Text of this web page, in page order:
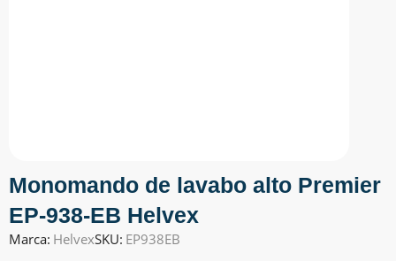
Monomando de lavabo alto Premier
EP-938-EB Helvex
Marca: HelvexSKU: EP938EB